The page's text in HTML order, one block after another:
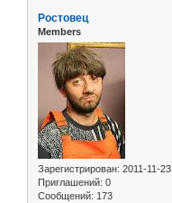
Ростовец
Members
Зарегистрирован: 2011-11-23
Приглашений: 0
Сообщений: 173